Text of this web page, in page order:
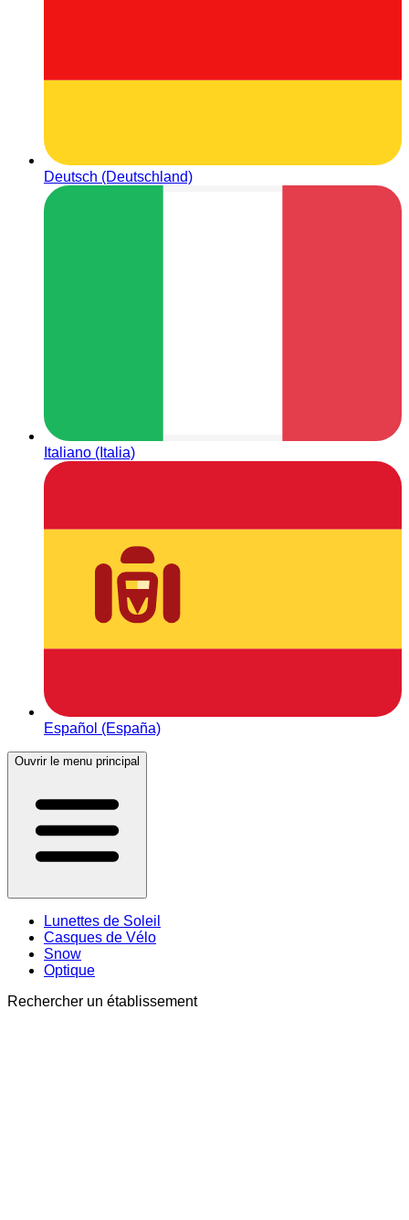
Deutsch (Deutschland)
Italiano (Italia)
Español (España)
Ouvrir le menu principal
Lunettes de Soleil
Casques de Vélo
Snow
Optique
Rechercher un établissement